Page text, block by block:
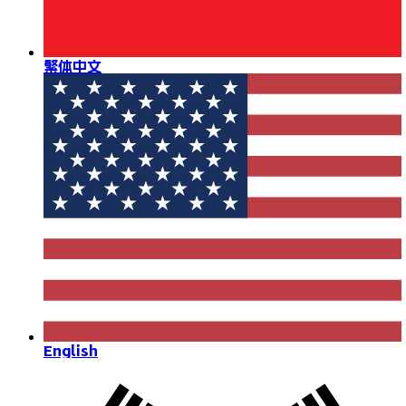
繁体中文
English